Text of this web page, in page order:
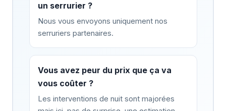
un serrurier ?
Nous vous envoyons uniquement nos
serruriers partenaires.
Vous avez peur du prix que ça va
vous coûter ?
Les interventions de nuit sont majorées